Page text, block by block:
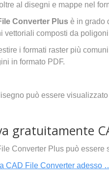
al disegni e mappe nel
Converter Plus è in grado
vettoriali composti da
i formati raster più
in formato PDF.
può essere
gratuitamente
Converter Plus può essere
CAD File Converter adesso